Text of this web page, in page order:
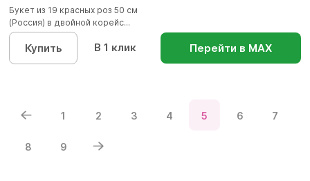
Букет из 19 красных роз 50 см
(Россия) в двойной корейс...
Купить В 1 клик Перейти в МАХ
1 2 3 4 5 6 7
8 9